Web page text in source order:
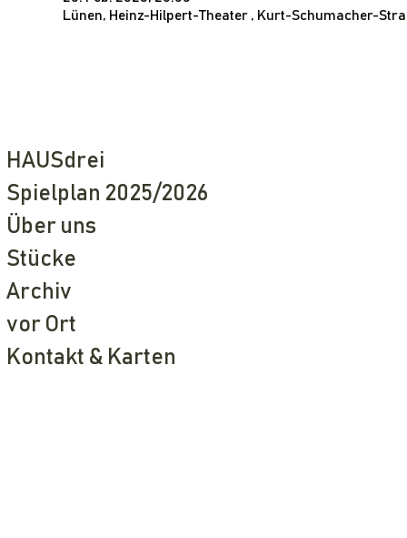
Lünen, Heinz-Hilpert-Theater , Kurt-Schumacher-
HAUSdrei
Spielplan 2025/2026
Über uns
Stücke
Archiv
vor Ort
Kontakt & Karten